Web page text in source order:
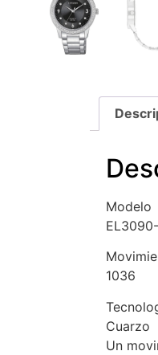
Modelo
1036
Cuarzo
Un